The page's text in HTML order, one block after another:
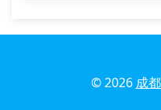
© 2026 成